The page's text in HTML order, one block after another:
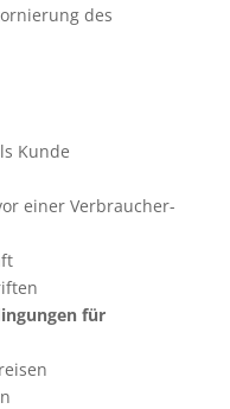
des
Kunde
einer Verbraucher-
für